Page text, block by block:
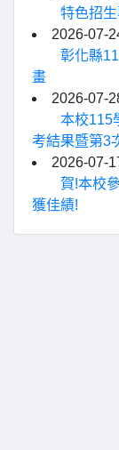
特色招
2026-07-
彰化縣
畫
2026-07-
本校115
考結果暨第3
2026-07-
賀!本校
獲佳績!